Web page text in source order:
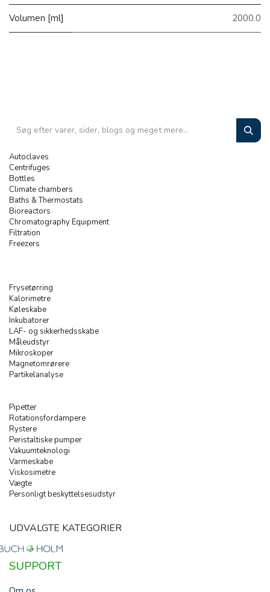
Volumen [ml] 2000.0
Autoclaves
Centrifuges
Bottles
Climate chambers
Baths & Thermostats
Bioreactors
Chromatography Equipment
Filtration
Freezers
Frysetørring
Kalorimetre
Køleskabe
Inkubatorer
LAF- og sikkerhedsskabe
Måleudstyr
Mikroskoper
Magnetomrørere
Partikelanalyse
Pipetter
Rotationsfordampere
Rystere
Peristaltiske pumper
Vakuumteknologi
Varmeskabe
Viskosimetre
Vægte
Personligt beskyttelsesudstyr
UDVALGTE KATEGORIER
SUPPORT